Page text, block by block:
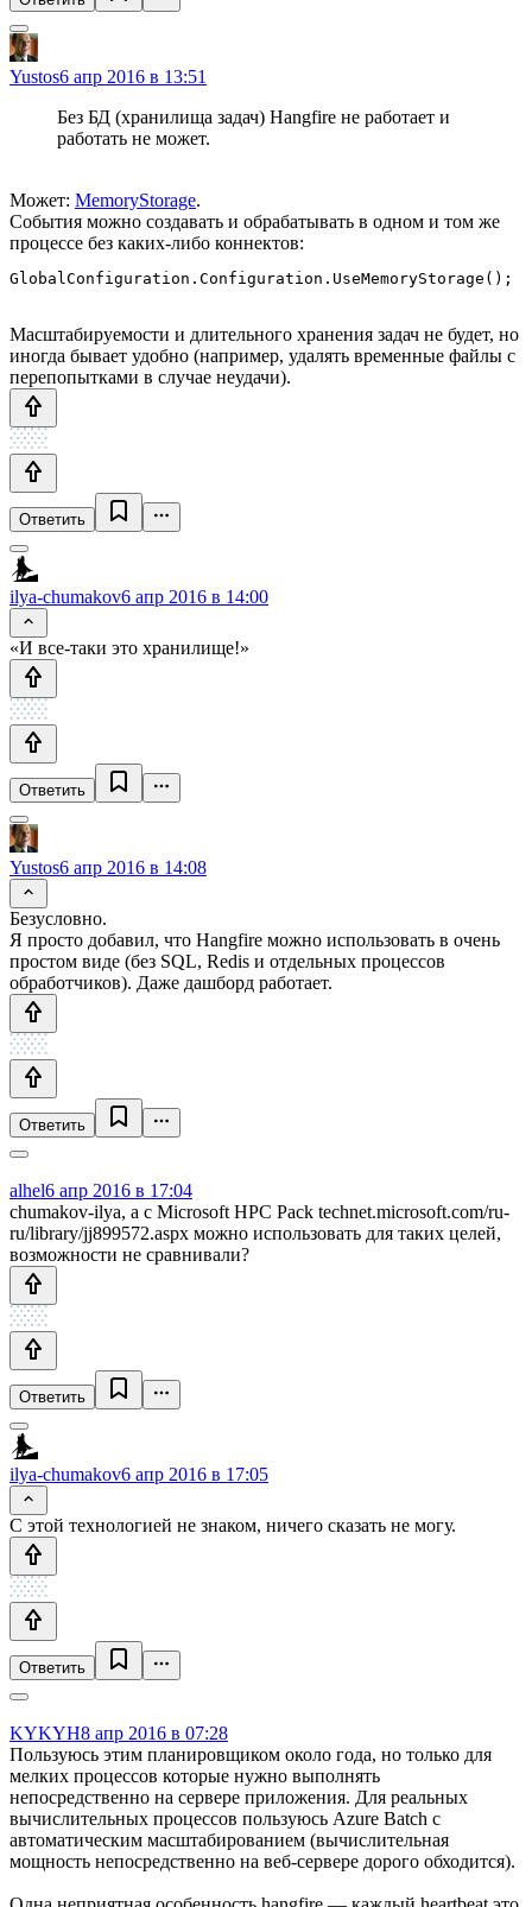
Yustos6 апр 2016 в 13:51
Без БД (хранилища задач) Hangfire не работает и
работать не может.
Может: MemoryStorage.
События можно создавать и обрабатывать в одном и том же
процессе без каких-либо коннектов:
Масштабируемости и длительного хранения задач не будет, но
иногда бывает удобно (например, удалять временные файлы с
перепопытками в случае неудачи).
Ответить
ilya-chumakov6 апр 2016 в 14:00
«И все-таки это хранилище!»
Ответить
Yustos6 апр 2016 в 14:08
Безусловно.
Я просто добавил, что Hangfire можно использовать в очень
простом виде (без SQL, Redis и отдельных процессов
обработчиков). Даже дашборд работает.
Ответить
alhel6 апр 2016 в 17:04
chumakov-ilya, а с Microsoft HPC Pack technet.microsoft.com/ru-
ru/library/jj899572.aspx можно использовать для таких целей,
возможности не сравнивали?
Ответить
ilya-chumakov6 апр 2016 в 17:05
С этой технологией не знаком, ничего сказать не могу.
Ответить
KYKYH8 апр 2016 в 07:28
Пользуюсь этим планировщиком около года, но только для
мелких процессов которые нужно выполнять
непосредственно на сервере приложения. Для реальных
вычислительных процессов пользуюсь Azure Batch с
автоматическим масштабированием (вычислительная
мощность непосредственно на веб-сервере дорого обходится).